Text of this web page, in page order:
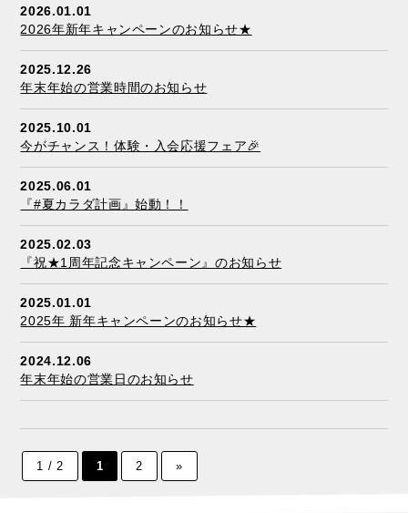
2026.01.01
2026年新年キャンペーンのお知らせ★
2025.12.26
年末年始の営業時間のお知らせ
2025.10.01
今がチャンス！体験・入会応援フェア🎉
2025.06.01
『#夏カラダ計画』始動！！
2025.02.03
『祝★1周年記念キャンペーン』のお知らせ
2025.01.01
2025年 新年キャンペーンのお知らせ★
2024.12.06
年末年始の営業日のお知らせ
1 / 2 1 2 »